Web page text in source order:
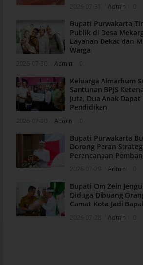
Admin
Bupati Purwakarta
Publik di Desa
Layanan Dekat dan
Warga
Admin
Keluarga Almarhum
Santunan BPJS
Juta, Dua Anak Dapat
Pendidikan
Admin
Bupati Purwakarta
Dorong Peran
Perencanaan
Admin
Bupati Om Zein
Diduga Dibuang
Camat Kota Jadi
Admin